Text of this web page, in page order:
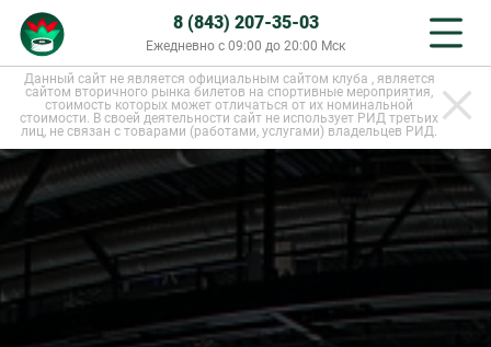
8 (843) 207-35-03
Ежедневно с 09:00 до 20:00 Мск
Данный сайт не является официальным сайтом клуба , является
сайтом вторичного рынка билетов на спортивные мероприятия,
стоимость которых может отличаться от их номинальной
стоимости. В своей деятельности сайт не использует РИД третьих
лиц, не связан с товарами (работами, услугами) владельцев РИД.